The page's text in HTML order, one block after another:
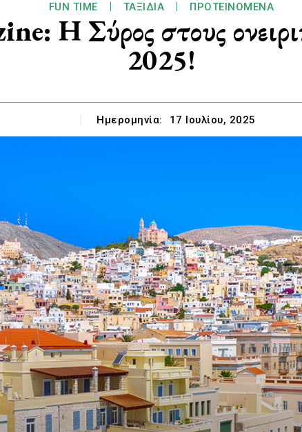
FUN TIME ΤΑΞΊΔΙΑ ΠΡΟΤΕΙΝΌΜΕΝΑ
Η Σύρος στους
2025!
Ημερομηνία: 17 Ιουλίου, 2025